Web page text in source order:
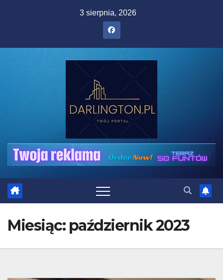
3 sierpnia, 2026
Miesiąc: październik 2023